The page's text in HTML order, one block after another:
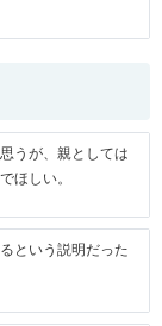
うが、親としては
ほしい。
という説明だった